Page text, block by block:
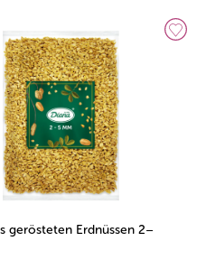
gerösteten Erdnüssen 2–